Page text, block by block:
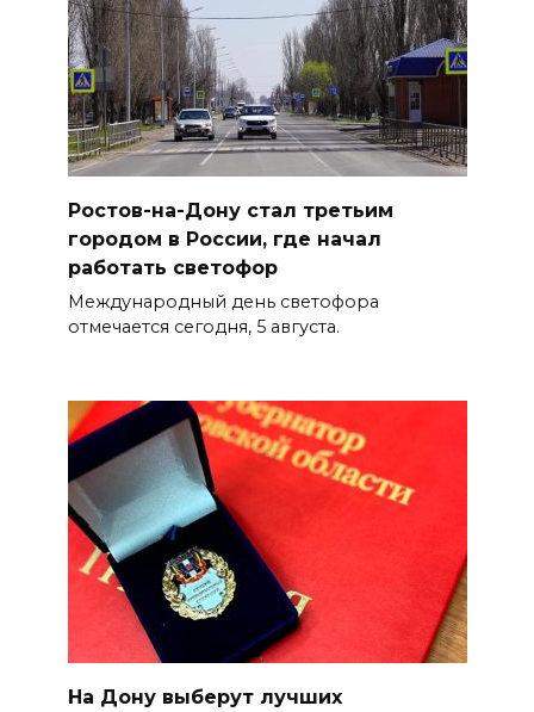
Ростов-на-Дону стал третьим
городом в России, где начал
работать светофор
Международный день светофора
отмечается сегодня, 5 августа.
На Дону выберут лучших